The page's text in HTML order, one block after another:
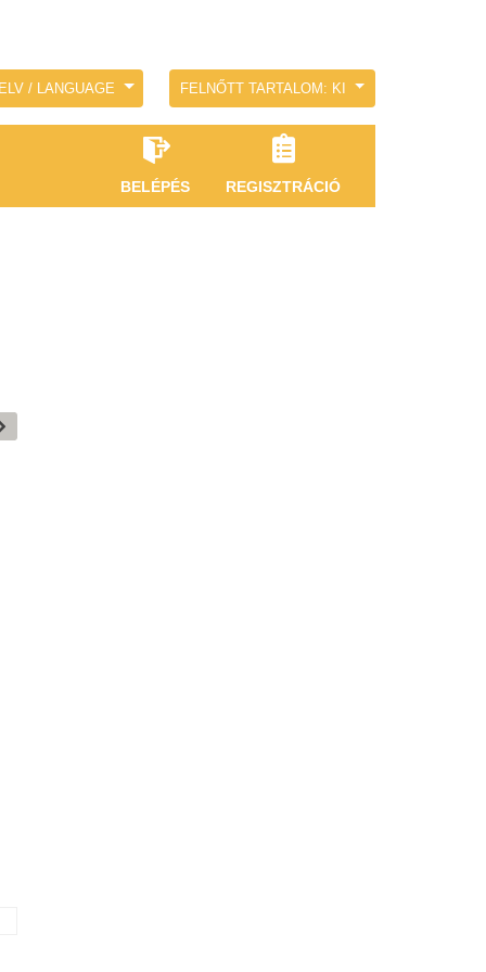
/ LANGUAGE FELNŐTT TARTALOM: KI
BELÉPÉS
REGISZTRÁCIÓ